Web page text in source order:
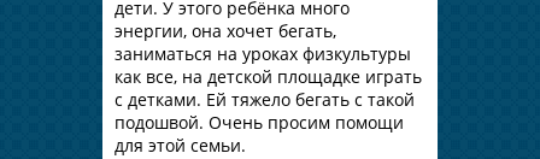
дети. У этого ребёнка много
энергии, она хочет бегать,
заниматься на уроках физкультуры
как все, на детской площадке играть
с детками. Ей тяжело бегать с такой
подошвой. Очень просим помощи
для этой семьи.